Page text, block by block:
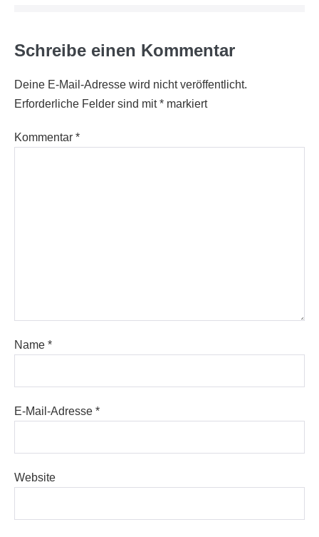
Schreibe einen Kommentar
Deine E-Mail-Adresse wird nicht veröffentlicht.
Erforderliche Felder sind mit* markiert
Kommentar *
Name *
E-Mail-Adresse *
Website